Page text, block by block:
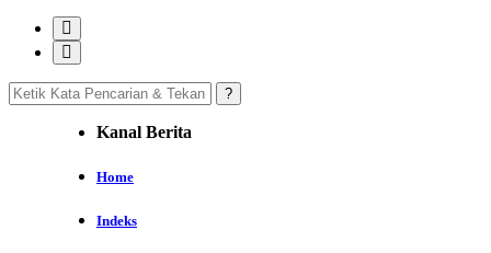
Kanal Berita
Home
Indeks